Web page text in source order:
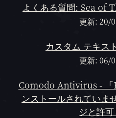
よくある質問: Sea of
更新: 20/
カスタム テキス
更新: 06/
Comodo Antivirus - 「
ンストールされていま
ジと許